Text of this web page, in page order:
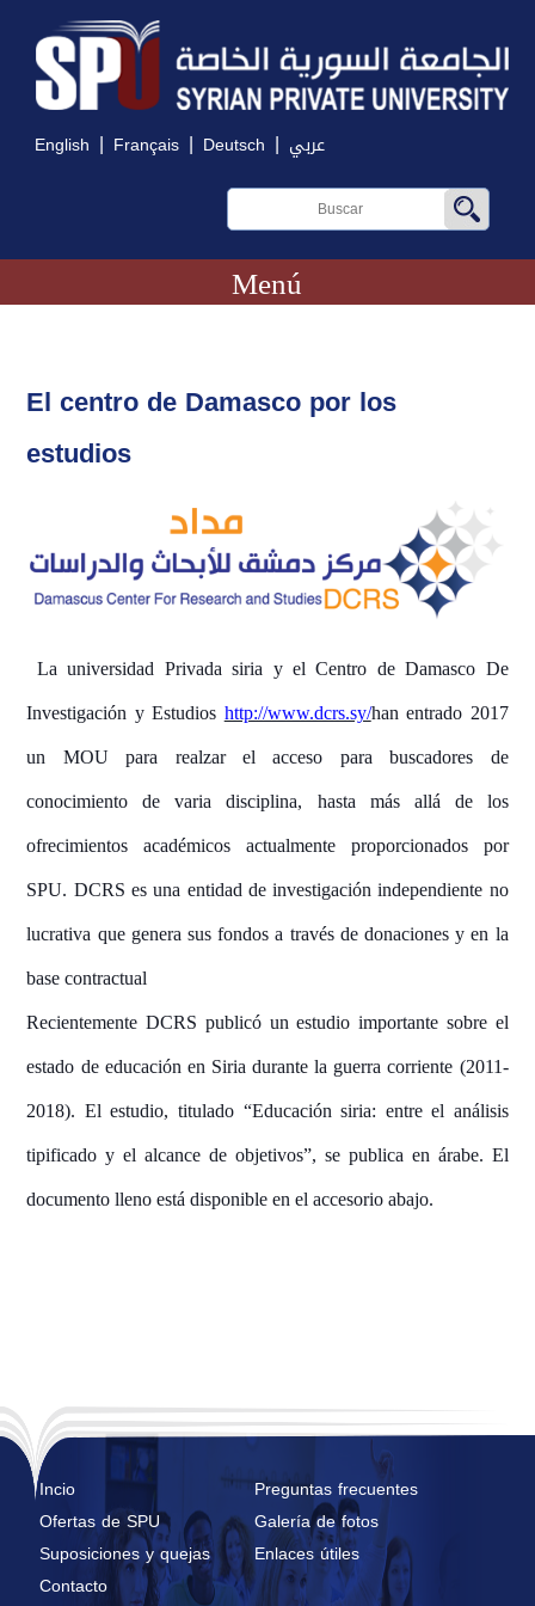
English | Français | Deutsch | عربي
Menú
El centro de Damasco por los
estudios
La universidad Privada siria y el Centro de Damasco De
Investigación y Estudios http://www.dcrs.sy/han entrado 2017
un MOU para realzar el acceso para buscadores de
conocimiento de varia disciplina, hasta más allá de los
ofrecimientos académicos actualmente proporcionados por
SPU. DCRS es una entidad de investigación independiente no
lucrativa que genera sus fondos a través de donaciones y en la
base contractual
Recientemente DCRS publicó un estudio importante sobre el
estado de educación en Siria durante la guerra corriente (2011-
2018). El estudio, titulado “Educación siria: entre el análisis
tipificado y el alcance de objetivos”, se publica en árabe. El
documento lleno está disponible en el accesorio abajo.
Incio
Preguntas frecuentes
Ofertas de SPU
Galería de fotos
Suposiciones y quejas
Enlaces útiles
Contacto